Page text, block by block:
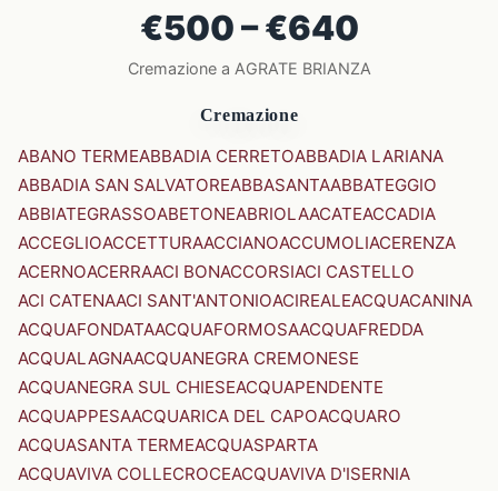
€500 – €640
Cremazione a AGRATE BRIANZA
Cremazione
ABANO TERMEABBADIA CERRETOABBADIA LARIANA
ABBADIA SAN SALVATOREABBASANTAABBATEGGIO
ABBIATEGRASSOABETONEABRIOLAACATEACCADIA
ACCEGLIOACCETTURAACCIANOACCUMOLIACERENZA
ACERNOACERRAACI BONACCORSIACI CASTELLO
ACI CATENAACI SANT'ANTONIOACIREALEACQUACANINA
ACQUAFONDATAACQUAFORMOSAACQUAFREDDA
ACQUALAGNAACQUANEGRA CREMONESE
ACQUANEGRA SUL CHIESEACQUAPENDENTE
ACQUAPPESAACQUARICA DEL CAPOACQUARO
ACQUASANTA TERMEACQUASPARTA
ACQUAVIVA COLLECROCEACQUAVIVA D'ISERNIA